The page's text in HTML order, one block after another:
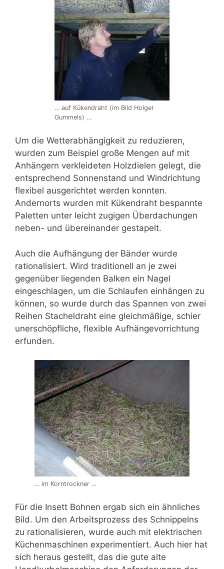
… auf Kükendraht (im Bild Holger
Gummels) …
Um die Wetterabhängigkeit zu reduzieren,
wurden zum Beispiel große Mengen auf mit
Anhängern verkleideten Holzdielen gelegt, die
entsprechend Sonnenstand und Windrichtung
flexibel ausgerichtet werden konnten.
Andernorts wurden mit Kükendraht bespannte
Paletten unter leicht zugigen Überdachungen
neben- und übereinander gestapelt.
Auch die Aufhängung der Bänder wurde
rationalisiert. Wird traditionell an je zwei
gegenüber liegenden Balken ein Nagel
eingeschlagen, um die Schlaufen einhängen zu
können, so wurde durch das Spannen von zwei
Reihen Stacheldraht eine gleichmäßige, schier
unerschöpfliche, flexible Aufhängevorrichtung
erfunden.
… im Korntrockner …
Für die Insett Bohnen ergab sich ein ähnliches
Bild. Um den Arbeitsprozess des Schnippelns
zu rationalisieren, wurde auch mit elektrischen
Küchenmaschinen experimentiert. Auch hier hat
sich heraus gestellt, das die gute alte